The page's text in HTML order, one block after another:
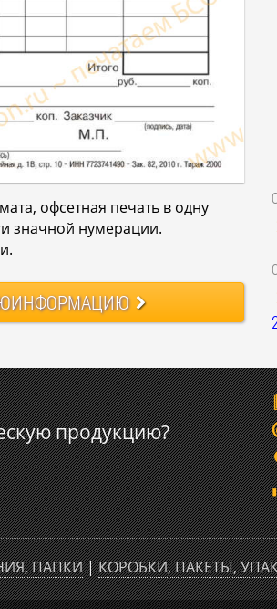
офсетная печать в одну
значной нумерации.
ИНФОРМАЦИЮ
продукцию?
ПАПКИ|КОРОБКИ, ПАКЕТЫ,